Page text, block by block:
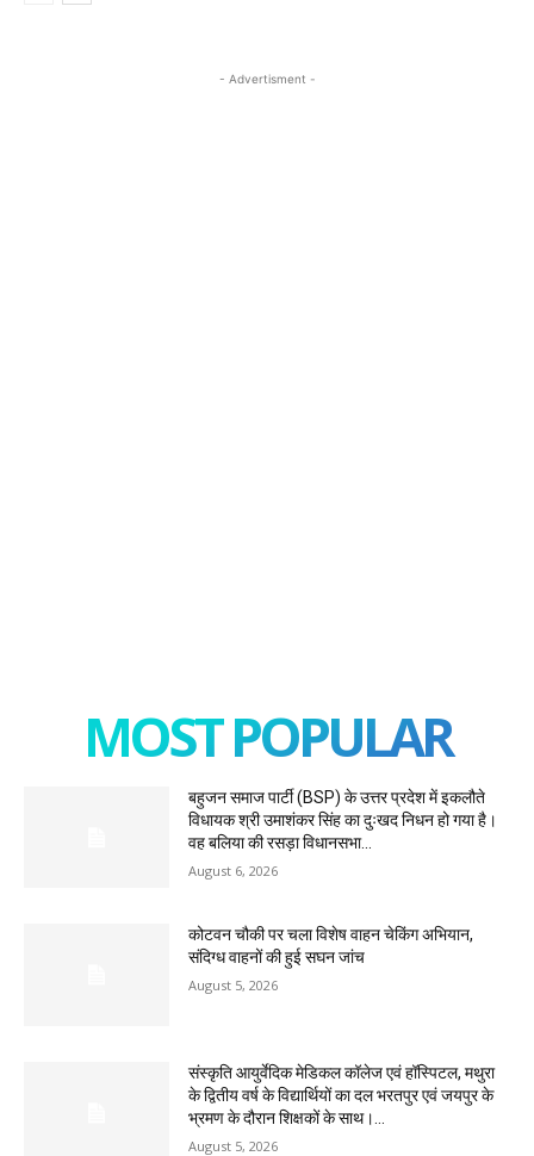
- Advertisment -
MOST POPULAR
बहुजन समाज पार्टी (BSP) के उत्तर प्रदेश में इकलौते
विधायक श्री उमाशंकर सिंह का दुःखद निधन हो गया है।
वह बलिया की रसड़ा विधानसभा...
August 6, 2026
कोटवन चौकी पर चला विशेष वाहन चेकिंग अभियान,
संदिग्ध वाहनों की हुई सघन जांच
August 5, 2026
संस्कृति आयुर्वेदिक मेडिकल कॉलेज एवं हॉस्पिटल, मथुरा
के द्वितीय वर्ष के विद्यार्थियों का दल भरतपुर एवं जयपुर के
भ्रमण के दौरान शिक्षकों के साथ।...
August 5, 2026